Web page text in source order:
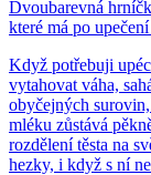
Dvoubarevná
které má po
Když potřebuji
vytahovat váha,
obyčejných
mléku zůstává
rozdělení těsta na
hezky, i když s ní